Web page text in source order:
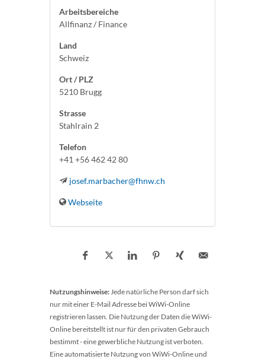
Arbeitsbereiche
Allfinanz / Finance
Land
Schweiz
Ort / PLZ
5210 Brugg
Strasse
Stahlrain 2
Telefon
+41 +56 462 42 80
josef.marbacher@fhnw.ch
Webseite
Nutzungshinweise:Jede natürliche Person darf sich
nur mit einer E-Mail Adresse bei WiWi-Online
registrieren lassen. Die Nutzung der Daten die WiWi-
Online bereitstellt ist nur für den privaten Gebrauch
bestimmt - eine gewerbliche Nutzung ist verboten.
Eine automatisierte Nutzung von WiWi-Online und